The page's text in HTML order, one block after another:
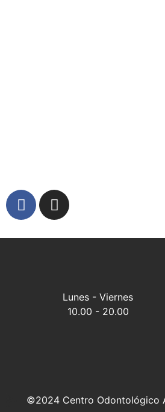
Lunes - Viernes
10.00 - 20.00
©2024 Centro Odontológico